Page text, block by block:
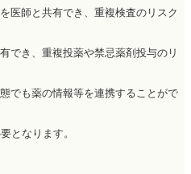
医師と共有でき、重複検査のリスク
でき、重複投薬や禁忌薬剤投与のリ
でも薬の情報等を連携することがで
となります。